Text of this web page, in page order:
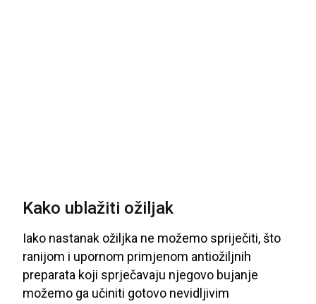
Kako ublažiti ožiljak
Iako nastanak ožiljka ne možemo spriječiti, što
ranijom i upornom primjenom antiožiljnih
preparata koji sprječavaju njegovo bujanje
možemo ga učiniti gotovo nevidljivim